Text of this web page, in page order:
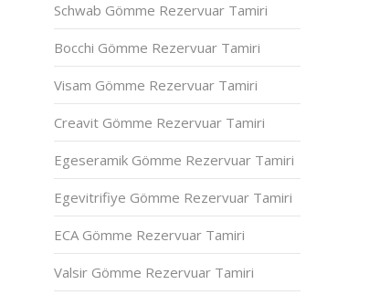
Schwab Gömme Rezervuar Tamiri
Bocchi Gömme Rezervuar Tamiri
Visam Gömme Rezervuar Tamiri
Creavit Gömme Rezervuar Tamiri
Egeseramik Gömme Rezervuar Tamiri
Egevitrifiye Gömme Rezervuar Tamiri
ECA Gömme Rezervuar Tamiri
Valsir Gömme Rezervuar Tamiri